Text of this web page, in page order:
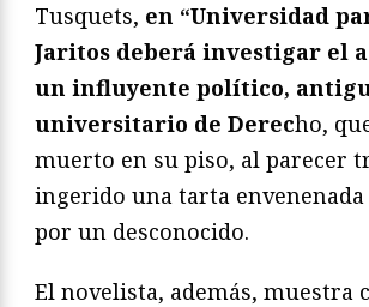
Tusquets, en “Universidad
Jaritos deberá investigar el
un influyente político,
universitario de Derecho,
muerto en su piso, al parecer
ingerido una tarta
por un desconocido.
El novelista, además, muestra